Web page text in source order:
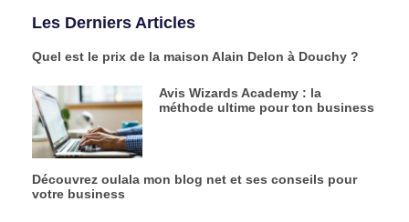
Les Derniers Articles
Quel est le prix de la maison Alain Delon à Douchy ?
Avis Wizards Academy : la
méthode ultime pour ton business
Découvrez oulala mon blog net et ses conseils pour
votre business